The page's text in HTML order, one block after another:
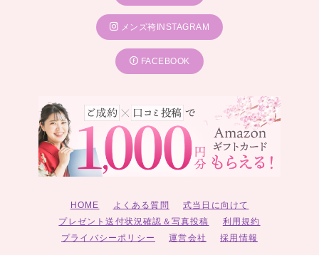
メンズ袴INSTAGRAM
FACEBOOK
HOME よくある質問
式当日に向けて
プレゼント送付状況確認＆写真投稿
利用規約
プライバシーポリシー
運営会社 採用情報